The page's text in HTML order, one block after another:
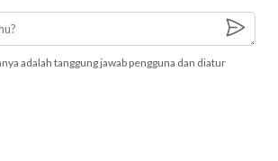
adalah tanggung jawab pengguna dan diatur